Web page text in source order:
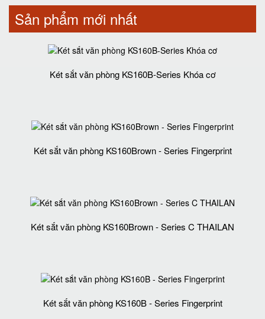
Sản phẩm mới nhất
Két sắt văn phòng KS160B-Series Khóa cơ
Két sắt văn phòng KS160Brown - Series Fingerprint
Két sắt văn phòng KS160Brown - Series C THAILAN
Két sắt văn phòng KS160B - Series Fingerprint